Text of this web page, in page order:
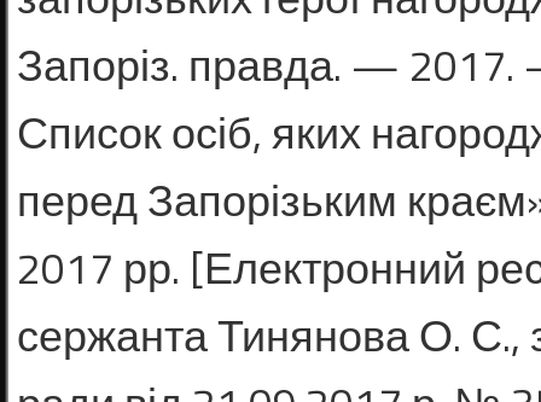
Запоріз. правда. —
Список осіб, яких
перед За­порізьким
2017 рр. [Елект­ронний
сержанта Тинянова О. С.,